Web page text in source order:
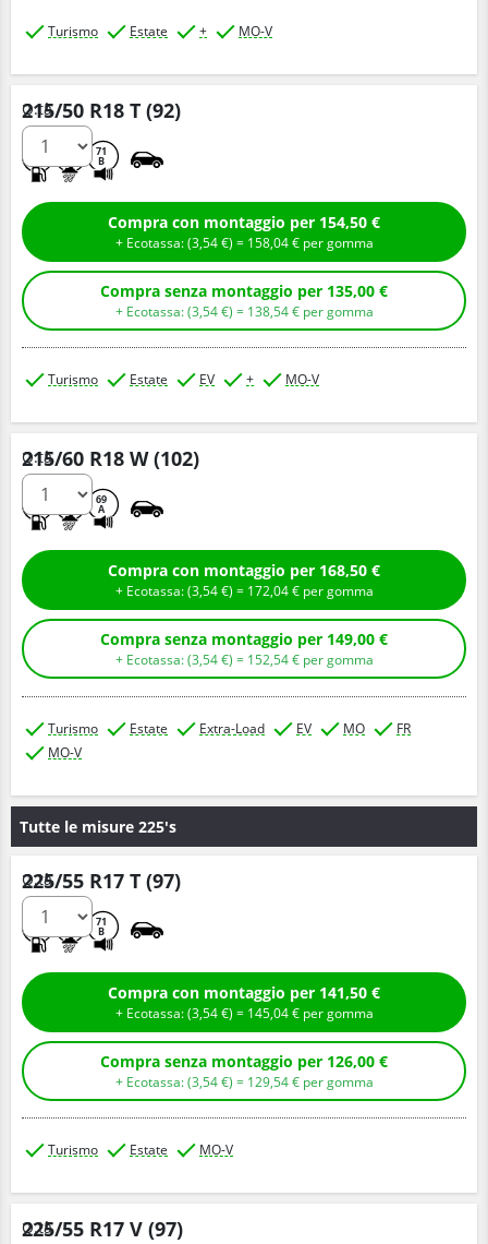
Turismo Estate + MO-V
215/50 R18 T (92)
71
B
Q.tà
Compra con montaggio per 154,50 €
+ Ecotassa: (3,54€ ) = 158,04€ per gomma
Compra senza montaggio per 135,00 €
+ Ecotassa: (3,54€ ) = 138,54€ per gomma
Turismo Estate EV + MO-V
215/60 R18 W (102)
69
A
Q.tà
Compra con montaggio per 168,50 €
+ Ecotassa: (3,54€ ) = 172,04€ per gomma
Compra senza montaggio per 149,00 €
+ Ecotassa: (3,54€ ) = 152,54€ per gomma
Turismo Estate Extra-Load EV MO
FR
MO-V
Tutte le misure 225's
225/55 R17 T (97)
71
B
Q.tà
Compra con montaggio per 141,50 €
+ Ecotassa: (3,54€ ) = 145,04€ per gomma
Compra senza montaggio per 126,00 €
+ Ecotassa: (3,54€ ) = 129,54€ per gomma
Turismo Estate MO-V
225/55 R17 V (97)
Q.tà